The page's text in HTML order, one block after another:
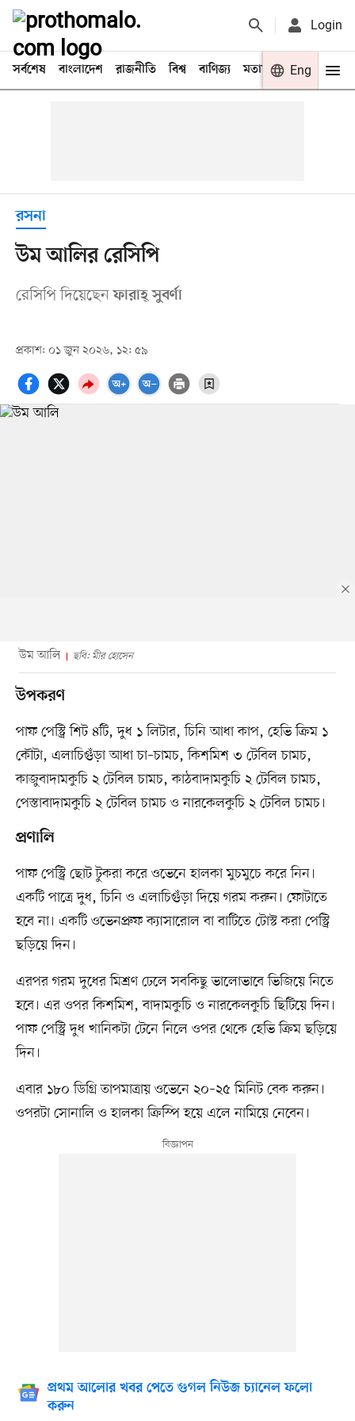
Login
সর্বশেষ বাংলাদেশ রাজনীতি বিশ্ব বাণিজ্য মতামত খেলা
Eng
রসনা
উম আলির রেসিপি
রেসিপি দিয়েছেনফারাহ্ সুবর্ণা
প্রকাশ: ০১ জুন ২০২৬, ১২: ৫৯
উম আলি ছবি: মীর হোসেন
উপকরণ
পাফ পেস্ট্রি শিট ৪টি, দুধ ১ লিটার, চিনি আধা কাপ, হেভি ক্রিম ১
কৌটা, এলাচিগুঁড়া আধা চা–চামচ, কিশমিশ ৩ টেবিল চামচ,
কাজুবাদামকুচি ২ টেবিল চামচ, কাঠবাদামকুচি ২ টেবিল চামচ,
পেস্তাবাদামকুচি ২ টেবিল চামচ ও নারকেলকুচি ২ টেবিল চামচ।
প্রণালি
পাফ পেস্ট্রি ছোট টুকরা করে ওভেনে হালকা মুচমুচে করে নিন।
একটি পাত্রে দুধ, চিনি ও এলাচিগুঁড়া দিয়ে গরম করুন। ফোটাতে
হবে না। একটি ওভেনপ্রুফ ক্যাসারোল বা বাটিতে টোস্ট করা পেস্ট্রি
ছড়িয়ে দিন।
এরপর গরম দুধের মিশ্রণ ঢেলে সবকিছু ভালোভাবে ভিজিয়ে নিতে
হবে। এর ওপর কিশমিশ, বাদামকুচি ও নারকেলকুচি ছিটিয়ে দিন।
পাফ পেস্ট্রি দুধ খানিকটা টেনে নিলে ওপর থেকে হেভি ক্রিম ছড়িয়ে
দিন।
এবার ১৮০ ডিগ্রি তাপমাত্রায় ওভেনে ২০–২৫ মিনিট বেক করুন।
ওপরটা সোনালি ও হালকা ক্রিস্পি হয়ে এলে নামিয়ে নেবেন।
প্রথম আলোর খবর পেতে গুগল নিউজ চ্যানেল ফলো
করুন